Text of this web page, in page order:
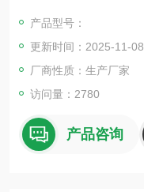
产品型号：
更新时间：2025-11-08
厂商性质：生产厂家
访问量：2780
产品咨询